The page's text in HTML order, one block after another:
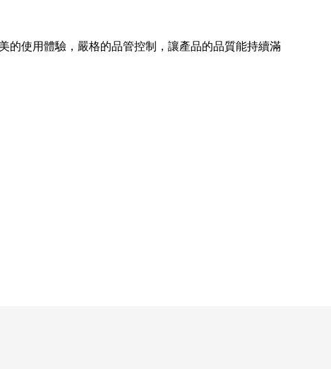
的使用體驗，嚴格的品管控制，讓產品的品質能持續滿